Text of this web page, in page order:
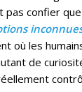
confier
où les
de